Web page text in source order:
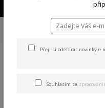
TRIKA & TÍLKA
T-Shirt black 4XL
Regular T-
Přeji si odebírat novinky e-
Souhlasím se